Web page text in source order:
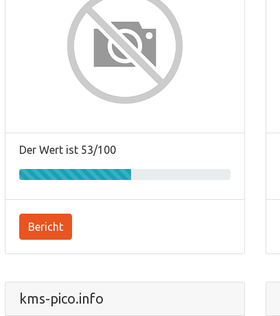
Der Wert ist 53/100
Bericht
kms-pico.info